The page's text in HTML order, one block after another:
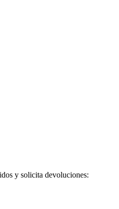
y solicita devoluciones: